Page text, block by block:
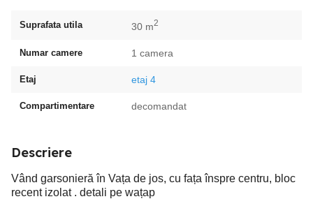
Suprafata utila 30 m2
Numar camere 1 camera
Etaj etaj 4
Compartimentare decomandat
Descriere
Vând garsonieră în Vața de jos, cu fața înspre centru, bloc
recent izolat . detali pe wațap